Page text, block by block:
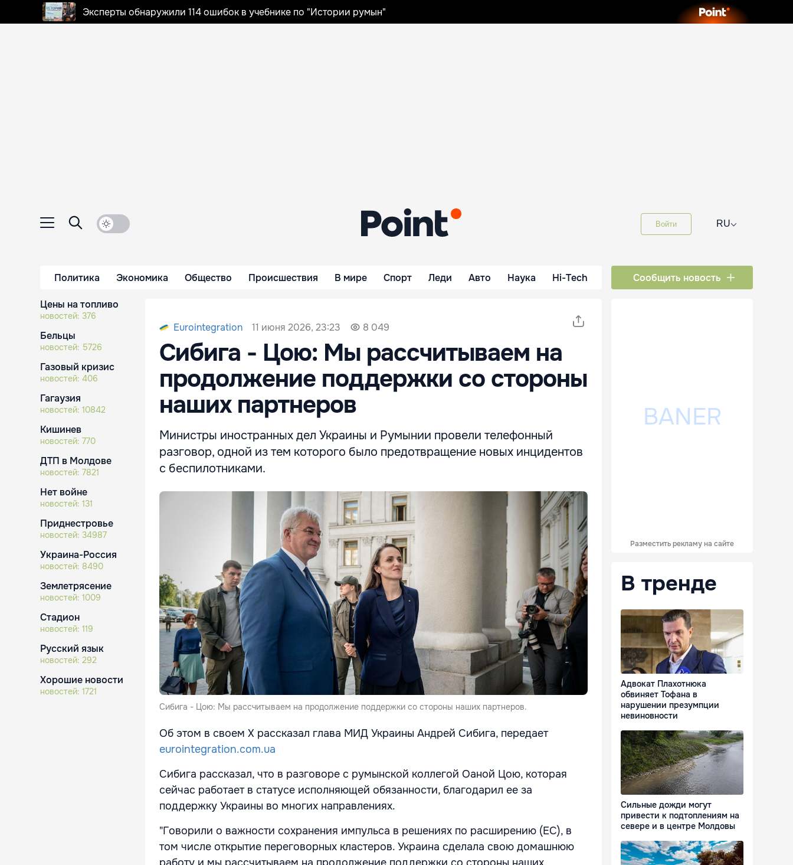
Эксперты обнаружили 114 ошибок в учебнике по "Истории румын"
Войти RU⌵
Политика Экономика Общество Происшествия В мире Спорт Леди Авто Наука Hi-Tech Сообщить новость
Цены на топливо
новостей: 376
Бельцы
новостей: 5726
Газовый кризис
новостей: 406
Гагаузия
новостей: 10842
Кишинев
новостей: 770
ДТП в Молдове
новостей: 7821
Нет войне
новостей: 131
Приднестровье
новостей: 34987
Украина-Россия
новостей: 8490
Землетрясение
новостей: 1009
Стадион
новостей: 119
Русский язык
новостей: 292
Хорошие новости
новостей: 1721
Eurointegration 11 июня 2026, 23:23 8 049
Сибига - Цою: Мы рассчитываем на
продолжение поддержки со стороны
наших партнеров
Министры иностранных дел Украины и Румынии провели телефонный
разговор, одной из тем которого было предотвращение новых инцидентов
с беспилотниками.
Сибига - Цою: Мы рассчитываем на продолжение поддержки со стороны наших партнеров.
Об этом в своем X рассказал глава МИД Украины Андрей Сибига, передает
eurointegration.com.ua
Сибига рассказал, что в разговоре с румынской коллегой Оаной Цою, которая
сейчас работает в статусе исполняющей обязанности, благодарил ее за
поддержку Украины во многих направлениях.
"Говорили о важности сохранения импульса в решениях по расширению (ЕС), в
том числе открытие переговорных кластеров. Украина сделала свою домашнюю
Разместить рекламу на сайте
В тренде
Адвокат Плахотнюка
обвиняет Тофана в
нарушении презумпции
невиновности
Сильные дожди могут
привести к подтоплениям на
севере и в центре Молдовы